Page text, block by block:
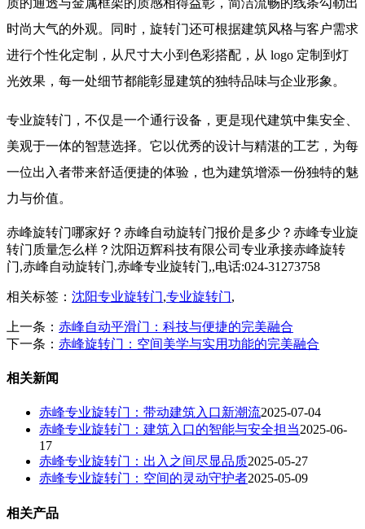
时尚大气的外观。同时，旋转门还可根据建筑风格与客户需求
进行个性化定制，从尺寸大小到色彩搭配，从 logo 定制到灯
光效果，每一处细节都能彰显建筑的独特品味与企业形象。
专业旋转门，不仅是一个通行设备，更是现代建筑中集安全、
美观于一体的智慧选择。它以优秀的设计与精湛的工艺，为每
一位出入者带来舒适便捷的体验，也为建筑增添一份独特的魅
力与价值。
赤峰旋转门哪家好？赤峰自动旋转门报价是多少？赤峰专业旋
转门质量怎么样？沈阳迈辉科技有限公司专业承接赤峰旋转
门,赤峰自动旋转门,赤峰专业旋转门,,电话:024-31273758
相关标签： 沈阳专业旋转门,专业旋转门,
上一条： 赤峰自动平滑门：科技与便捷的完美融合
下一条： 赤峰旋转门：空间美学与实用功能的完美融合​
相关新闻
赤峰专业旋转门：带动建筑入口新潮流​2025-07-04
赤峰专业旋转门：建筑入口的智能与安全担当2025-06-
17
赤峰专业旋转门：出入之间尽显品质2025-05-27
赤峰专业旋转门：空间的灵动守护者2025-05-09
相关产品